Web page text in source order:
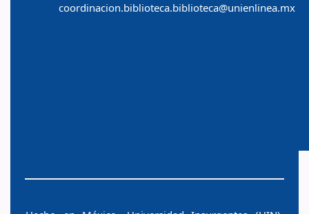
coordinacion.biblioteca.biblioteca@unienlinea.mx